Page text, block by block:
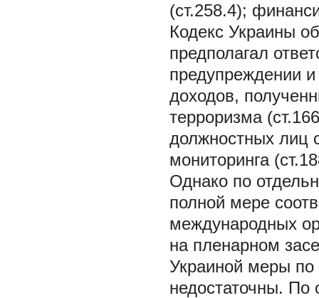
(ст.258.4);
Кодекс Украины
предполагал
предупреждении
доходов,
терроризма
должностных лиц
мониторинга
Однако по
полной мере
международных
на пленарном
Украиной меры
недостаточны. По